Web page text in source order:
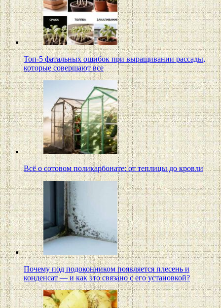
Топ-5 фатальных ошибок при выращивании рассады,
которые совершают все
Всё о сотовом поликарбонате: от теплицы до кровли
Почему под подоконником появляется плесень и
конденсат — и как это связано с его установкой?